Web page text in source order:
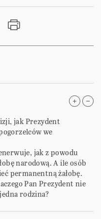
jak Prezydent
we
jak z powodu
narodową. A ile osób
permanentną żałobę.
Pan Prezydent nie
rodzina?